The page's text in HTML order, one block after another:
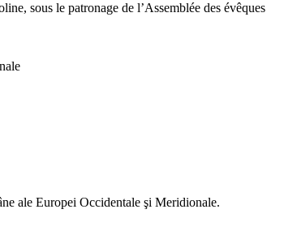
sous le patronage de l’Assemblée des évêques
ale Europei Occidentale şi Meridionale.